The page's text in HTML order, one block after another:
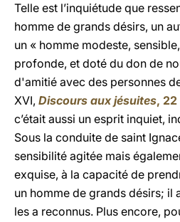
Telle est l’inquiétude que
homme de grands désirs, un
un « homme modeste,
profonde, et doté du don de
d'amitié avec des personnes
XVI, Discours aux jésuites,
c’était aussi un esprit inquiet,
Sous la conduite de saint
sensibilité agitée mais
exquise, à la capacité de
un homme de grands désirs; il
les a reconnus. Plus encore,